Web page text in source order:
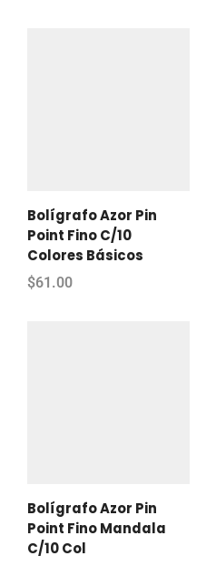
Bolígrafo Azor Pin
Point Fino C/10
Colores Básicos
$61.00
Bolígrafo Azor Pin
Point Fino Mandala
C/10 Col